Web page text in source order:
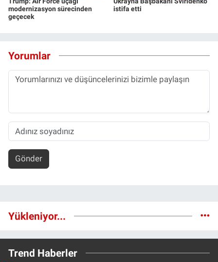
modernizasyon sürecinden
geçecek
istifa etti
Yorumlar
Gönder
Yükleniyor...
Trend Haberler